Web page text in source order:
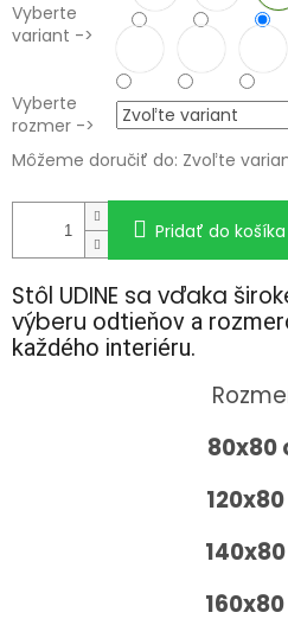
Vyberte
variant ->
Vyberte
rozmer ->
Môžeme doručiť do: Zvoľte
Pridať do košíka
Stôl UDINE sa vďaka
výberu odtieňov a
každého interiéru.
80x80